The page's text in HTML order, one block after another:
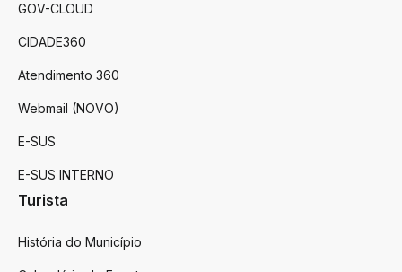
GOV-CLOUD
CIDADE360
Atendimento 360
Webmail (NOVO)
E-SUS
E-SUS INTERNO
Turista
História do Município